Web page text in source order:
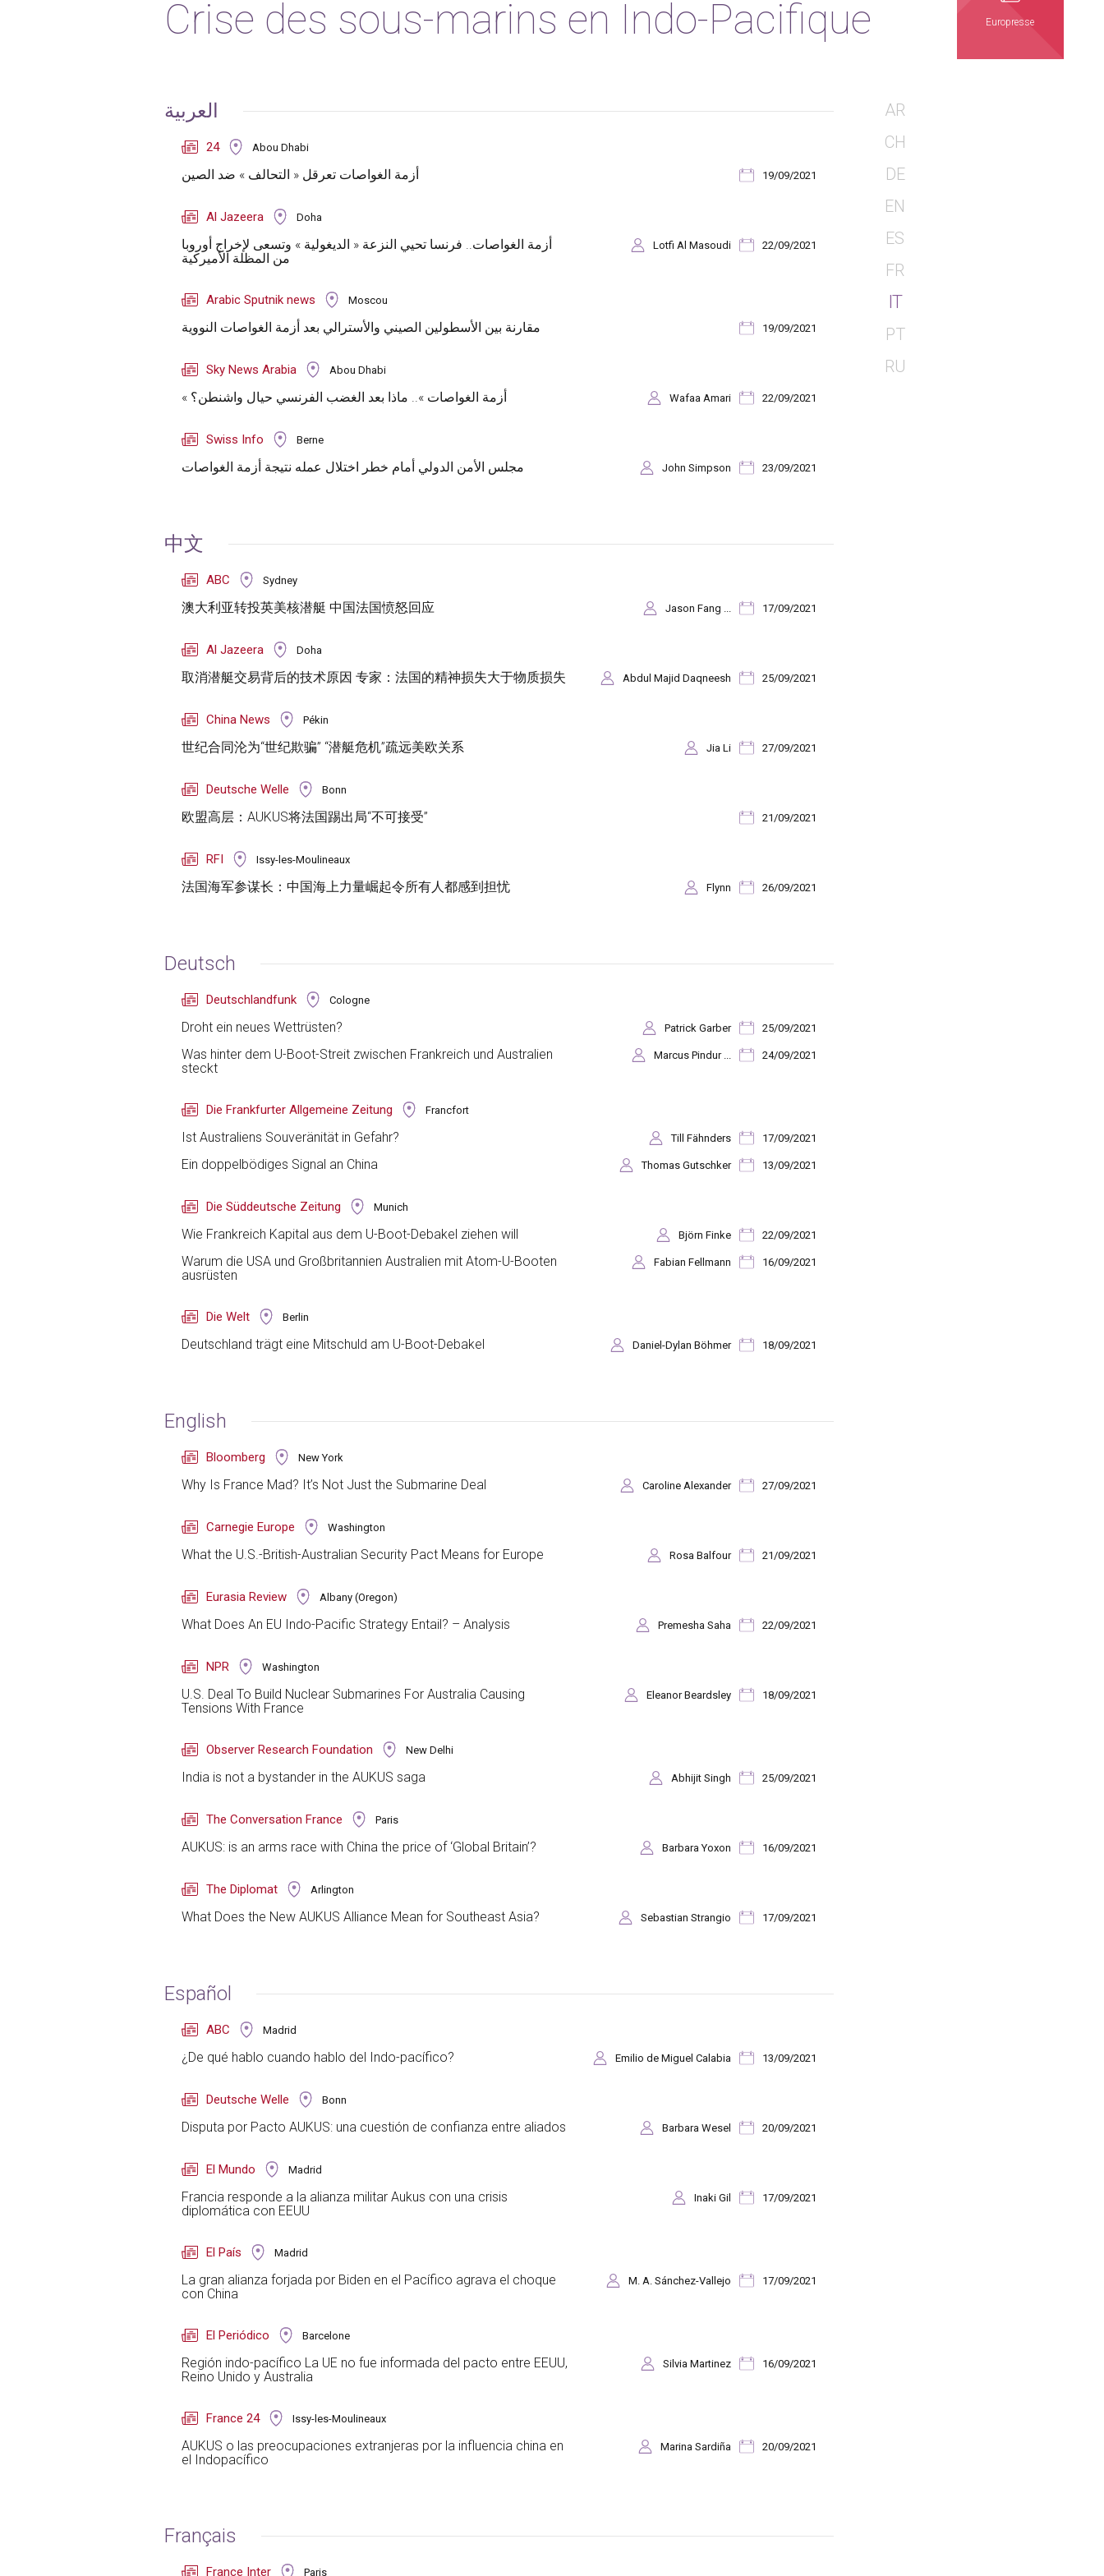
Europresse
Crise des sous-marins en Indo-Pacifique
العربية
24 Abou Dhabi
أزمة الغواصات تعرقل « التحالف » ضد الصين 19/09/2021
Al Jazeera Doha
أزمة الغواصات.. فرنسا تحيي النزعة « الديغولية » وتسعى لإخراج أوروبا
من المظلة الأميركية
Lotfi Al Masoudi 22/09/2021
Arabic Sputnik news Moscou
مقارنة بين الأسطولين الصيني والأسترالي بعد أزمة الغواصات النووية 19/09/2021
Sky News Arabia Abou Dhabi
« أزمة الغواصات ».. ماذا بعد الغضب الفرنسي حيال واشنطن؟ Wafaa Amari 22/09/2021
Swiss Info Berne
مجلس الأمن الدولي أمام خطر اختلال عمله نتيجة أزمة الغواصات John Simpson 23/09/2021
中文
ABC Sydney
澳大利亚转投英美核潜艇 中国法国愤怒回应 Jason Fang ... 17/09/2021
Al Jazeera Doha
取消潜艇交易背后的技术原因 专家：法国的精神损失大于物质损失 Abdul Majid Daqneesh 25/09/2021
China News Pékin
世纪合同沦为“世纪欺骗” “潜艇危机”疏远美欧关系 Jia Li 27/09/2021
Deutsche Welle Bonn
欧盟高层：AUKUS将法国踢出局“不可接受” 21/09/2021
RFI Issy-les-Moulineaux
法国海军参谋长：中国海上力量崛起令所有人都感到担忧 Flynn 26/09/2021
Deutsch
Deutschlandfunk Cologne
Droht ein neues Wettrüsten? Patrick Garber 25/09/2021
Was hinter dem U-Boot-Streit zwischen Frankreich und Australien
steckt
Marcus Pindur ... 24/09/2021
Die Frankfurter Allgemeine Zeitung Francfort
Ist Australiens Souveränität in Gefahr? Till Fähnders 17/09/2021
Ein doppelbödiges Signal an China Thomas Gutschker 13/09/2021
Die Süddeutsche Zeitung Munich
Wie Frankreich Kapital aus dem U-Boot-Debakel ziehen will Björn Finke 22/09/2021
Warum die USA und Großbritannien Australien mit Atom-U-Booten
ausrüsten
Fabian Fellmann 16/09/2021
Die Welt Berlin
Deutschland trägt eine Mitschuld am U-Boot-Debakel Daniel-Dylan Böhmer 18/09/2021
English
Bloomberg New York
Why Is France Mad? It’s Not Just the Submarine Deal Caroline Alexander 27/09/2021
Carnegie Europe Washington
What the U.S.-British-Australian Security Pact Means for Europe Rosa Balfour 21/09/2021
Eurasia Review Albany (Oregon)
What Does An EU Indo-Pacific Strategy Entail? – Analysis Premesha Saha 22/09/2021
NPR Washington
U.S. Deal To Build Nuclear Submarines For Australia Causing
Tensions With France
Eleanor Beardsley 18/09/2021
Observer Research Foundation New Delhi
India is not a bystander in the AUKUS saga Abhijit Singh 25/09/2021
The Conversation France Paris
AUKUS: is an arms race with China the price of ‘Global Britain’? Barbara Yoxon 16/09/2021
The Diplomat Arlington
What Does the New AUKUS Alliance Mean for Southeast Asia? Sebastian Strangio 17/09/2021
Español
ABC Madrid
¿De qué hablo cuando hablo del Indo-pacífico? Emilio de Miguel Calabia 13/09/2021
Deutsche Welle Bonn
Disputa por Pacto AUKUS: una cuestión de confianza entre aliados Barbara Wesel 20/09/2021
El Mundo Madrid
Francia responde a la alianza militar Aukus con una crisis
diplomática con EEUU
Inaki Gil 17/09/2021
El País Madrid
La gran alianza forjada por Biden en el Pacífico agrava el choque
con China
M. A. Sánchez-Vallejo 17/09/2021
El Periódico Barcelone
Región indo-pacífico La UE no fue informada del pacto entre EEUU,
Reino Unido y Australia
Silvia Martinez 16/09/2021
France 24 Issy-les-Moulineaux
AUKUS o las preocupaciones extranjeras por la influencia china en
el Indopacífico
Marina Sardiña 20/09/2021
Français
France Inter Paris
AR
CH
DE
EN
ES
FR
IT
PT
RU